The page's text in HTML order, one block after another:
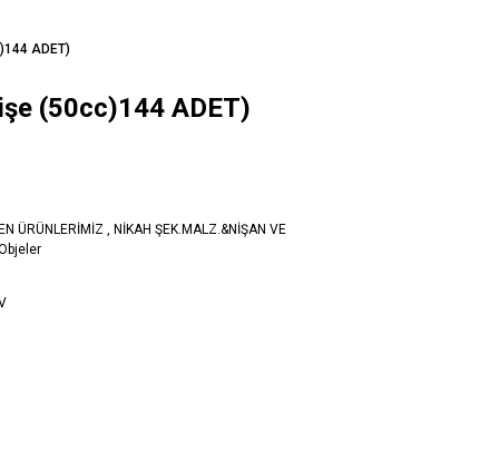
ADET)
(50cc)144 ADET)
ÜRÜNLERİMİZ , NİKAH ŞEK.MALZ.&NİŞAN VE